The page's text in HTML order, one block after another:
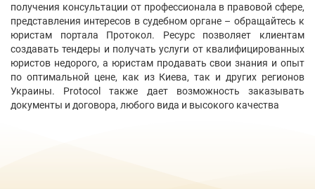
получения консультации от профессионала в правовой сфере,
представления интересов в судебном органе – обращайтесь к
юристам портала Протокол. Ресурс позволяет клиентам
создавать тендеры и получать услуги от квалифицированных
юристов недорого, а юристам продавать свои знания и опыт
по оптимальной цене, как из Киева, так и других регионов
Украины. Protocol также дает возможность заказывать
документы и договора, любого вида и высокого качества